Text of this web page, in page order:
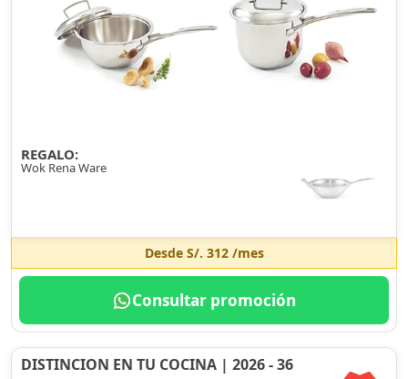
REGALO:
Wok Rena Ware
Desde S/. 312/mes
Consultar promoción
DISTINCION EN TU COCINA | 2026 - 36